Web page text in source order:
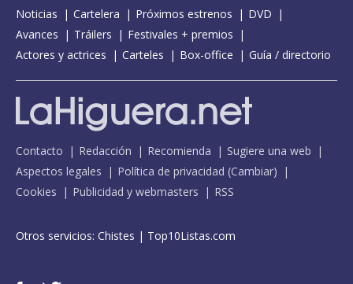
Noticias Cartelera Próximos estrenos
DVD
Avances
Tráilers
Festivales + premios
Actores y actrices
Carteles Box-office Guía / directorio
Contacto Redacción Recomienda
Sugiere una web
Aspectos legales
Política de privacidad (Cambiar)
Cookies
Publicidad y webmasters RSS
Otros servicios: Chistes | Top10Listas.com